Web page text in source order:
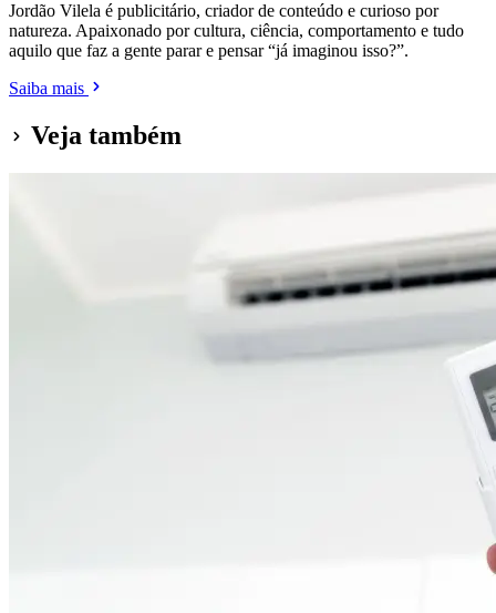
Jordão Vilela é publicitário, criador de conteúdo e curioso por
natureza. Apaixonado por cultura, ciência, comportamento e tudo
aquilo que faz a gente parar e pensar “já imaginou isso?”.
Saiba mais
Veja também